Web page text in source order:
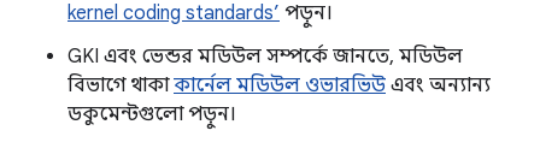
kernel coding standards’ পড়ুন।
GKI এবং ভেন্ডর মডিউল সম্পর্কে জানতে, মডিউল
বিভাগে থাকাকার্নেল মডিউল ওভারভিউ এবং অন্যান্য
ডকুমেন্টগুলো পড়ুন।